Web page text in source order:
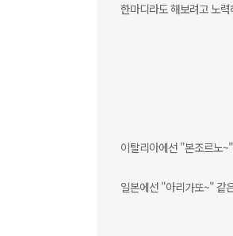
한마디라도 해보려고 노
이탈리아에선 "본조르노
일본에선 "아리가또~" 같